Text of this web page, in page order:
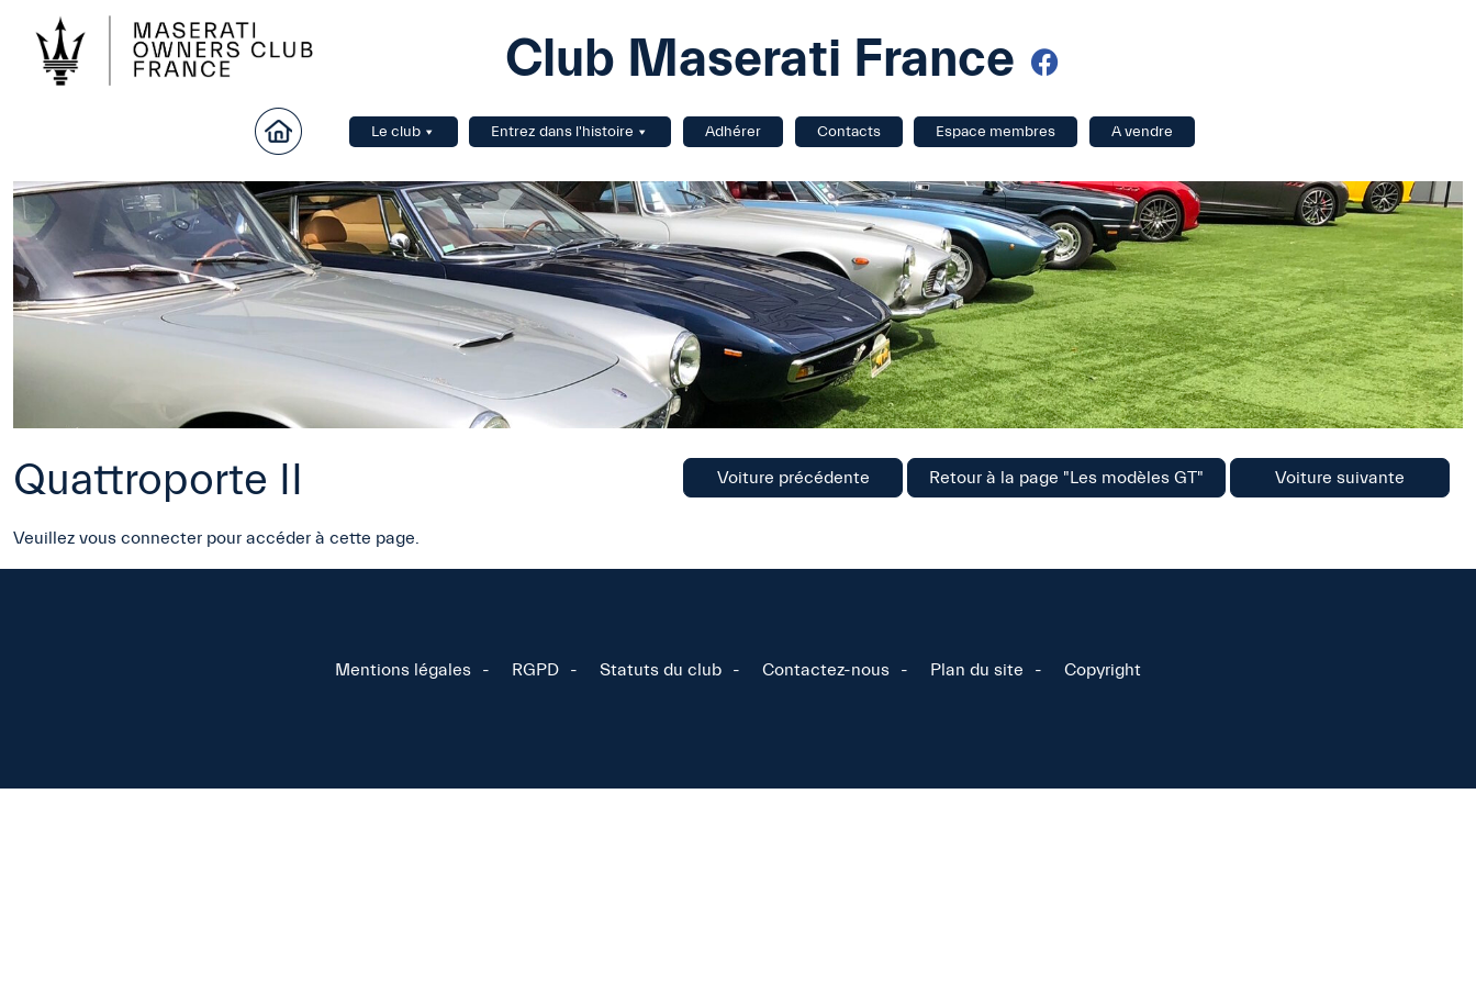
Club Maserati France
Le club Entrez dans l'histoire Adhérer Contacts Espace membres A vendre
Quattroporte II Voiture précédente Retour à la page "Les modèles GT" Voiture suivante
Veuillez vous connecter pour accéder à cette page.
Mentions légales RGPD Statuts du club Contactez-nous Plan du site Copyright